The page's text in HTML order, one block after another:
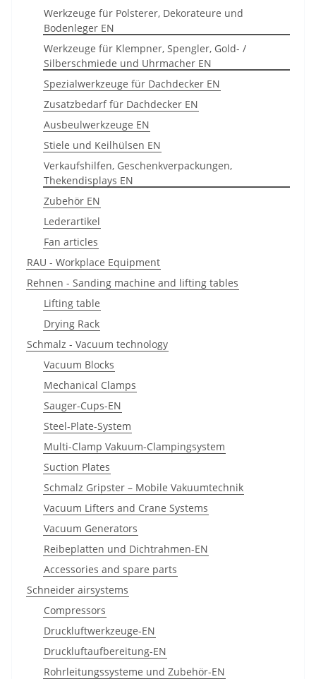
Werkzeuge für Polsterer, Dekorateure und
Bodenleger EN
Werkzeuge für Klempner, Spengler, Gold- /
Silberschmiede und Uhrmacher EN
Spezialwerkzeuge für Dachdecker EN
Zusatzbedarf für Dachdecker EN
Ausbeulwerkzeuge EN
Stiele und Keilhülsen EN
Verkaufshilfen, Geschenkverpackungen,
Thekendisplays EN
Zubehör EN
Lederartikel
Fan articles
RAU - Workplace Equipment
Rehnen - Sanding machine and lifting tables
Lifting table
Drying Rack
Schmalz - Vacuum technology
Vacuum Blocks
Mechanical Clamps
Sauger-Cups-EN
Steel-Plate-System
Multi-Clamp Vakuum-Clampingsystem
Suction Plates
Schmalz Gripster – Mobile Vakuumtechnik
Vacuum Lifters and Crane Systems
Vacuum Generators
Reibeplatten und Dichtrahmen-EN
Accessories and spare parts
Schneider airsystems
Compressors
Druckluftwerkzeuge-EN
Druckluftaufbereitung-EN
Rohrleitungssysteme und Zubehör-EN